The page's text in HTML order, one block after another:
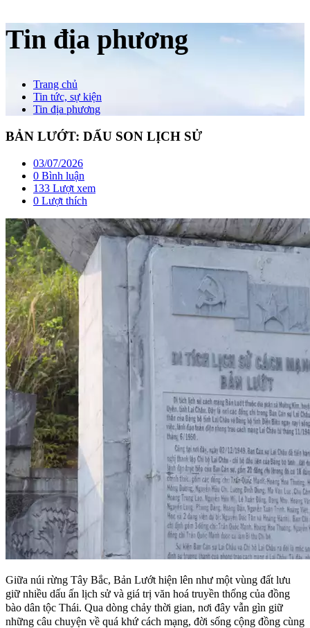
Tin địa phương
Trang chủ
Tin tức, sự kiện
Tin địa phương
BẢN LƯỚT: DẤU SON LỊCH SỬ
03/07/2026
0 Bình luận
133 Lượt xem
0 Lượt thích
Giữa núi rừng Tây Bắc, Bản Lướt hiện lên như một vùng đất lưu
giữ nhiều dấu ấn lịch sử và giá trị văn hoá truyền thống của đồng
bào dân tộc Thái. Qua dòng chảy thời gian, nơi đây vẫn gìn giữ
những câu chuyện về quá khứ cách mạng, đời sống cộng đồng cùng